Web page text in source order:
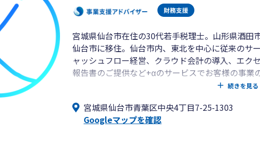
宮城県仙台市在住の30代若手税理士。山形県酒田
仙台市に移住。仙台市内、東北を中心に従来のサ
ャッシュフロー経営、クラウド会計の導入、エク
報告書のご提供など+αのサービスでお客様の事業
対応も行っておりますので、ぜひお気軽にお問い
続きを見る
宮城県仙台市青葉区中央4丁目7-25-1303
Googleマップを確認